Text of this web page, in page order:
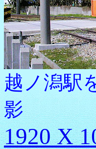
越ノ潟駅
影
1920 X